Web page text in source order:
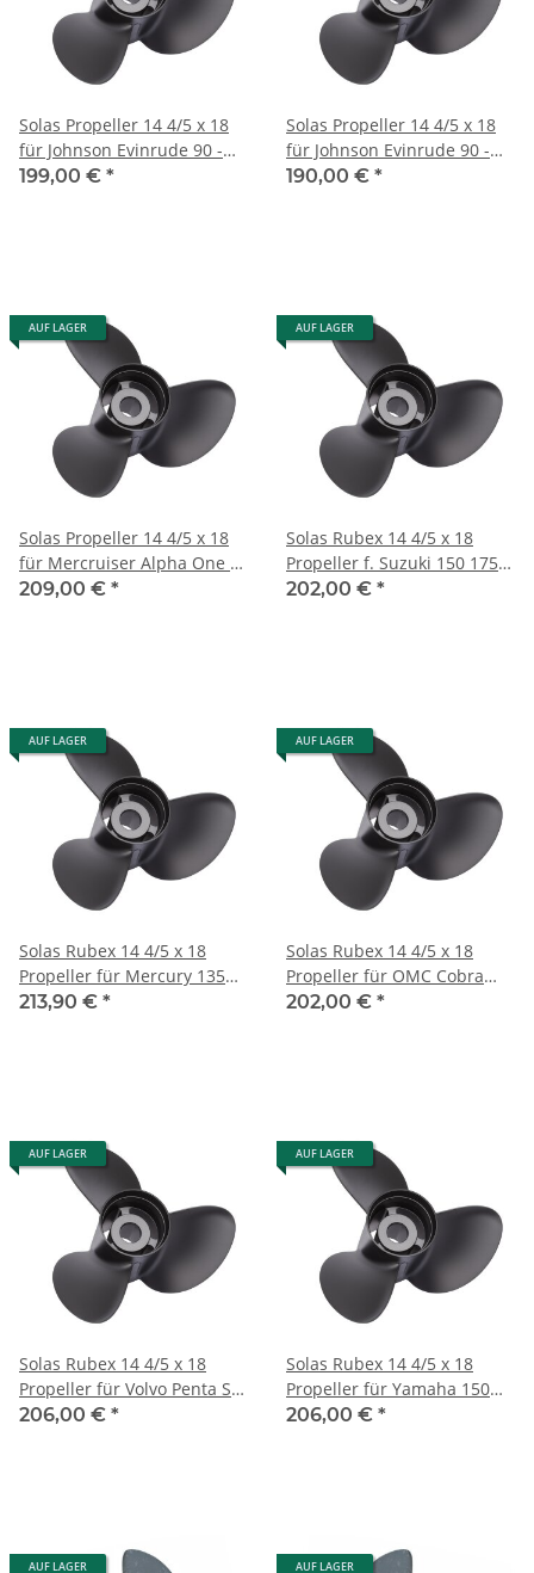
Solas Propeller 14 4/5 x 18
für Johnson Evinrude 90 -
300 PS 15 Zähne Aluminium
199,00 € *
Solas Propeller 14 4/5 x 18
für Johnson Evinrude 90 -
300 PS 3-Blatt 15 Zähne
190,00 € *
AUF LAGER
Solas Propeller 14 4/5 x 18
für Mercruiser Alpha One &
Bravo 1 15 Zähne
209,00 € *
AUF LAGER
Solas Rubex 14 4/5 x 18
Propeller f. Suzuki 150 175
200 225 250 300 PS 15
202,00 € *
AUF LAGER
Solas Rubex 14 4/5 x 18
Propeller für Mercury 135
150 175 200 250 300 PS
213,90 € *
AUF LAGER
Solas Rubex 14 4/5 x 18
Propeller für OMC Cobra
King Cobra & Model 800 '91-
202,00 € *
AUF LAGER
Solas Rubex 14 4/5 x 18
Propeller für Volvo Penta SX
19 Zähne Aluminium 3 Blatt
206,00 € *
AUF LAGER
Solas Rubex 14 4/5 x 18
Propeller für Yamaha 150
175 200 225 250 300 PS 15
206,00 € *
AUF LAGER AUF LAGER